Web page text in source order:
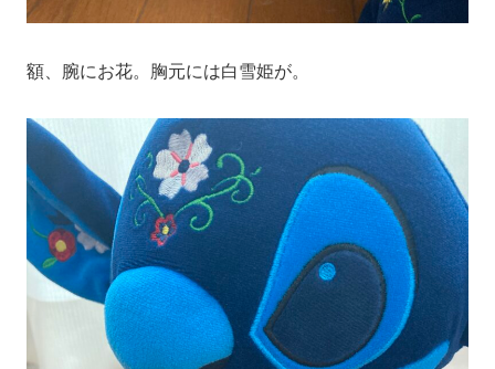
額、腕にお花。胸元には白雪姫が。